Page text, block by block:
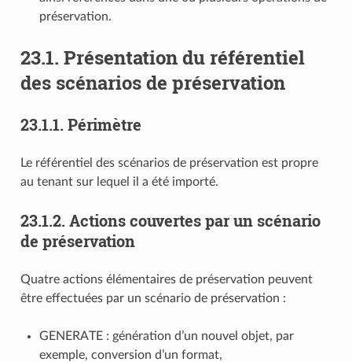
préservation.
23.1. Présentation du référentiel
des scénarios de préservation
23.1.1. Périmètre
Le référentiel des scénarios de préservation est propre
au tenant sur lequel il a été importé.
23.1.2. Actions couvertes par un scénario
de préservation
Quatre actions élémentaires de préservation peuvent
être effectuées par un scénario de préservation :
GENERATE : génération d’un nouvel objet, par
exemple, conversion d’un format,